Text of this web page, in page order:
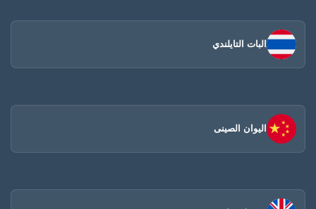
البات التايلندي
اليوان الصينى​